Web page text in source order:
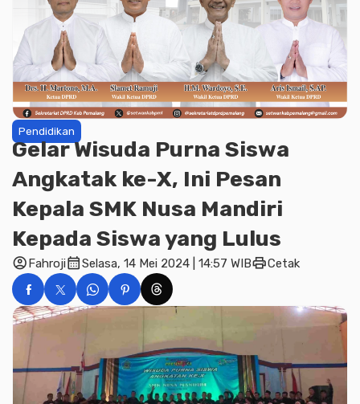
Pendidikan
Gelar Wisuda Purna Siswa
Angkatak ke-X, Ini Pesan
Kepala SMK Nusa Mandiri
Kepada Siswa yang Lulus
account_circleFahrojicalendar_monthSelasa, 14 Mei 2024 | 14:57 WIBprintCetak